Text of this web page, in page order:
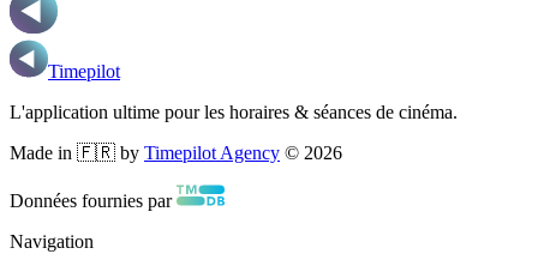
Timepilot
L'application ultime pour les horaires & séances de cinéma.
Made in 🇫🇷 by Timepilot Agency © 2026
Données fournies par
Navigation